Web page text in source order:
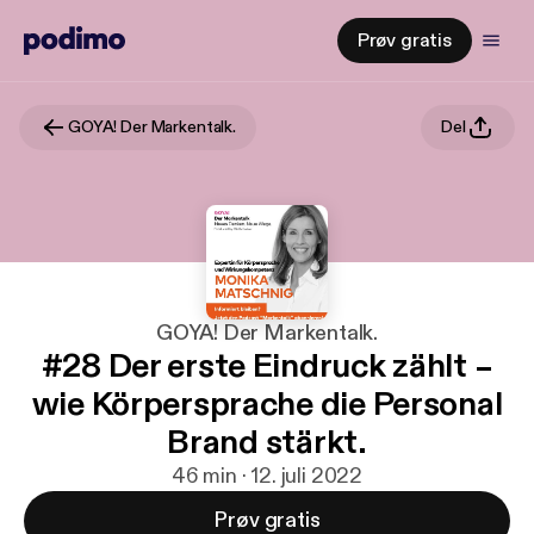
Prøv gratis
GOYA! Der Markentalk. Del
GOYA! Der Markentalk.
#28 Der erste Eindruck zählt –
wie Körpersprache die Personal
Brand stärkt.
46 min · 12. juli 2022
Prøv gratis